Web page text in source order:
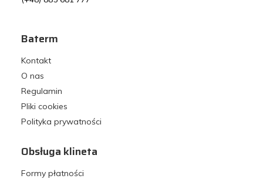
Baterm
Kontakt
O nas
Regulamin
Pliki cookies
Polityka prywatności
Obsługa klineta
Formy płatności